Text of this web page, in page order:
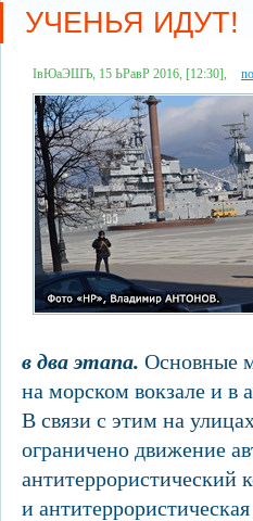
УЧЕНЬЯ ИДУТ!
ІвЮаЭШЪ, 15 ЬРавР 2016, [12:30],
в два этапа. Основные
на морском вокзале и в
В связи с этим на
ограничено движение
антитеррористический
и